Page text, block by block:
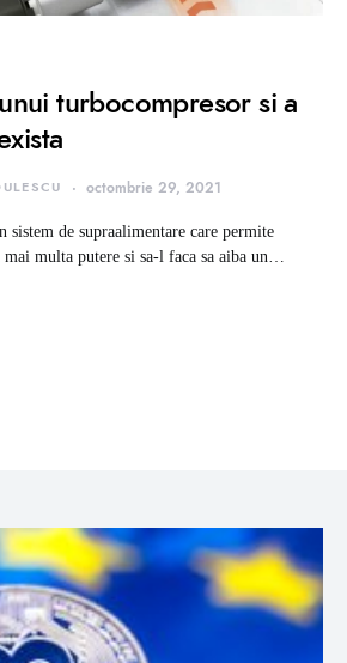
turbocompresor si a
octombrie 29, 2021
sistem de supraalimentare care permite
multa putere si sa-l faca sa aiba un…